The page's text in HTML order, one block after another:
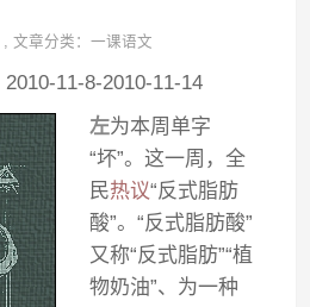
,文章分类：一课语文
11-8-2010-11-14
左为本周单字
“坏”。这一周，全
民热议“反式脂肪
酸”。“反式脂肪酸”
又称“反式脂肪”“植
物奶油”、为一种